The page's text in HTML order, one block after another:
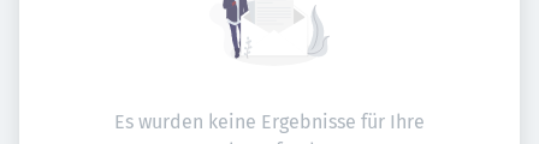
Es wurden keine Ergebnisse für Ihre